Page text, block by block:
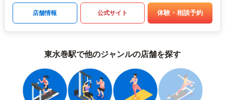
店舗情報 公式サイト 体験・相談予約
東水巻駅で他のジャンルの店舗を探す